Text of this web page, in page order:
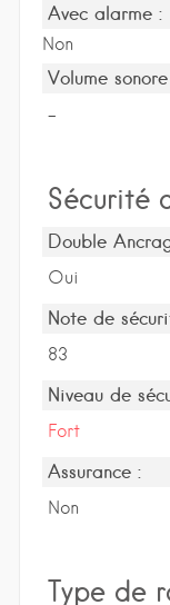
Avec alarme :
Non
Volume
-
Sécurité
Double
Oui
Note de
83
Niveau de
Fort
Assurance :
Non
Type de